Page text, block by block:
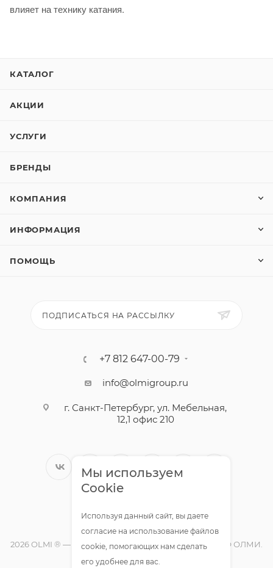
влияет на технику катания.
КАТАЛОГ
АКЦИИ
УСЛУГИ
БРЕНДЫ
КОМПАНИЯ
ИНФОРМАЦИЯ
ПОМОЩЬ
ПОДПИСАТЬСЯ НА РАССЫЛКУ
+7 812 647-00-79
info@olmigroup.ru
г. Санкт-Петербург, ул. Мебельная,
12,1 офис 210
2026 OLMI ® — официальный интернет-магазин ООО ОЛМИ.
Все права защищены.
Мы используем
Cookie
Используя данный сайт, вы даете
согласие на использование файлов
cookie, помогающих нам сделать
его удобнее для вас.